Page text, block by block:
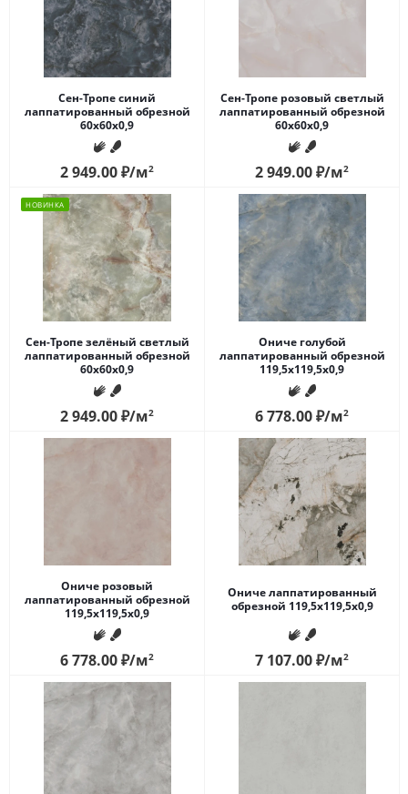
Сен-Тропе синий
лаппатированный обрезной
60x60x0,9
2 949.00₽/м2
Сен-Тропе розовый светлый
лаппатированный обрезной
60x60x0,9
2 949.00₽/м2
НОВИНКА
Сен-Тропе зелёный светлый
лаппатированный обрезной
60x60x0,9
2 949.00₽/м2
Ониче голубой
лаппатированный обрезной
119,5x119,5x0,9
6 778.00₽/м2
Ониче розовый
лаппатированный обрезной
119,5x119,5x0,9
6 778.00₽/м2
Ониче лаппатированный
обрезной 119,5x119,5x0,9
7 107.00₽/м2